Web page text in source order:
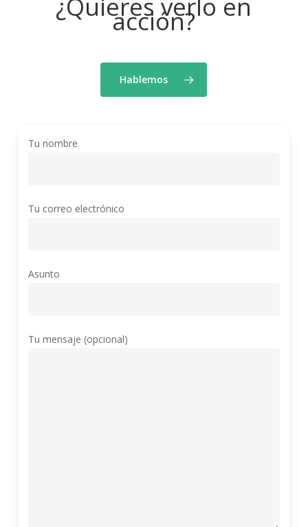
acción?
Hablemos
Tu nombre
Tu correo electrónico
Asunto
Tu mensaje (opcional)